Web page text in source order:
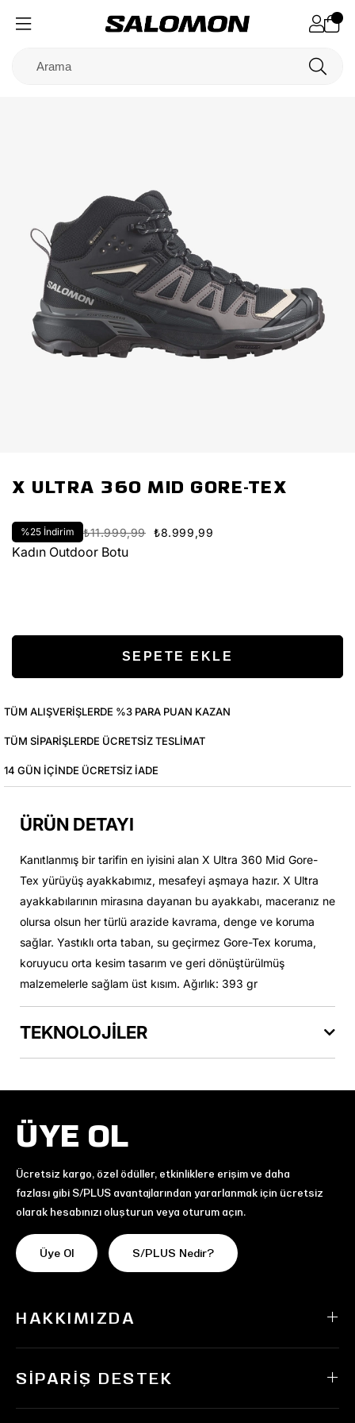
X ULTRA 360 MID GORE-TEX
%25 İndirim ₺11.999,99 ₺8.999,99
Kadın Outdoor Botu
TÜM ALIŞVERIŞLERDE %3 PARA PUAN KAZAN
TÜM SIPARIŞLERDE ÜCRETSIZ TESLIMAT
14 GÜN IÇINDE ÜCRETSIZ IADE
ÜRÜN DETAYI
Kanıtlanmış bir tarifin en iyisini alan X Ultra 360 Mid Gore-
Tex yürüyüş ayakkabımız, mesafeyi aşmaya hazır. X Ultra
ayakkabılarının mirasına dayanan bu ayakkabı, maceranız ne
olursa olsun her türlü arazide kavrama, denge ve koruma
sağlar. Yastıklı orta taban, su geçirmez Gore-Tex koruma,
koruyucu orta kesim tasarım ve geri dönüştürülmüş
malzemelerle sağlam üst kısım. Ağırlık: 393 gr
TEKNOLOJİLER
ÜYE OL
Ücretsiz kargo, özel ödüller, etkinliklere erişim ve daha
fazlası gibi S/PLUS avantajlarından yararlanmak için ücretsiz
olarak hesabınızı oluşturun veya oturum açın.
Üye Ol S/PLUS Nedir?
HAKKIMIZDA
SIPARIŞ DESTEK